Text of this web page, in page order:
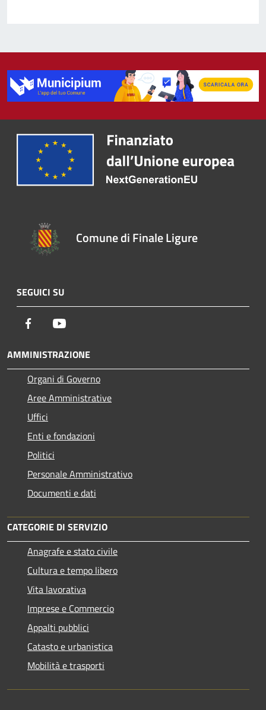
Comune di Finale Ligure
SEGUICI SU
Facebook
AMMINISTRAZIONE
Organi di Governo
Aree Amministrative
Uffici
Enti e fondazioni
Politici
Personale Amministrativo
Documenti e dati
CATEGORIE DI SERVIZIO
Anagrafe e stato civile
Cultura e tempo libero
Vita lavorativa
Imprese e Commercio
Appalti pubblici
Catasto e urbanistica
Mobilità e trasporti